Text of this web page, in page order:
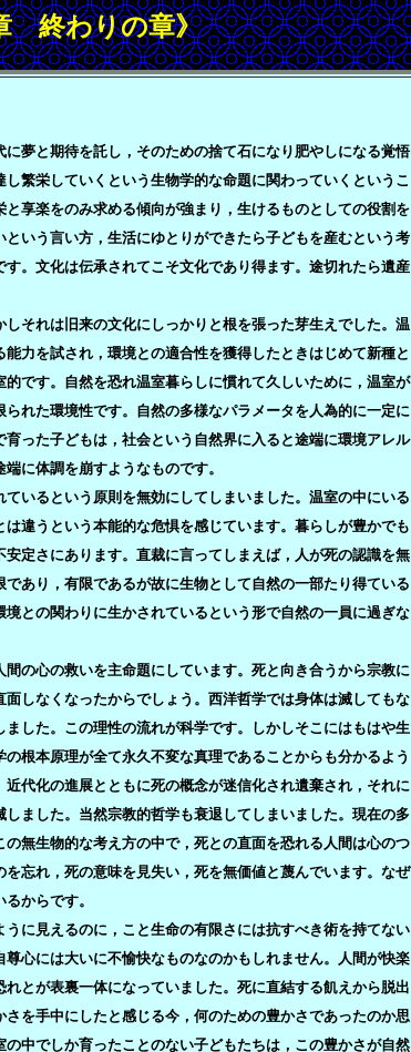
終わりの章》
夢と期待を託し，そのための捨て石になり肥やしになる覚悟
繁栄していくという生物学的な命題に関わっていくというこ
享楽をのみ求める傾向が強まり，生けるものとしての役割を
いう言い方，生活にゆとりができたら子どもを産むという考
。文化は伝承されてこそ文化であり得ます。途切れたら遺産
それは旧来の文化にしっかりと根を張った芽生えでした。温
力を試され，環境との適合性を獲得したときはじめて新種と
です。自然を恐れ温室暮らしに慣れて久しいために，温室が
れた環境性です。自然の多様なパラメータを人為的に一定に
った子どもは，社会という自然界に入ると途端に環境アレル
に体調を崩すようなものです。
いるという原則を無効にしてしまいました。温室の中にいる
違うという本能的な危惧を感じています。暮らしが豊かでも
定さにあります。直裁に言ってしまえば，人が死の認識を無
あり，有限であるが故に生物として自然の一部たり得ている
との関わりに生かされているという形で自然の一員に過ぎな
の心の救いを主命題にしています。死と向き合うから宗教に
しなくなったからでしょう。西洋哲学では身体は滅してもな
した。この理性の流れが科学です。しかしそこにはもはや生
根本原理が全て永久不変な真理であることからも分かるよう
代化の進展とともに死の概念が迷信化され遺棄され，それに
ました。当然宗教的哲学も衰退してしまいました。現在の多
無生物的な考え方の中で，死との直面を恐れる人間は心のつ
忘れ，死の意味を見失い，死を無価値と蔑んでいます。なぜ
からです。
に見えるのに，こと生命の有限さには抗すべき術を持てない
心には大いに不愉快なものなのかもしれません。人間が快楽
とが表裏一体になっていました。死に直結する飢えから脱出
を手中にしたと感じる今，何のための豊かさであったのか思
中でしか育ったことのない子どもたちは，この豊かさが自然